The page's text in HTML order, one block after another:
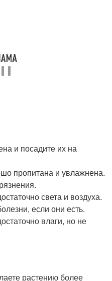
и посадите их на
пропитана и увлажнена.
света и воздуха.
если они есть.
влаги, но не
растению более